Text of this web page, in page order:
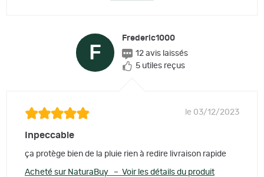
F
Frederic1000
12 avis laissés
5 utiles reçus
le 03/12/2023
Inpeccable
ça protège bien de la pluie rien à redire livraison rapide
Acheté sur NaturaBuy – Voir les détails du produit